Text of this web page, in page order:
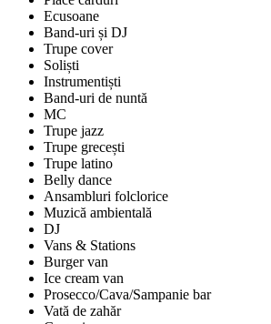
Ecusoane
Band-uri și DJ
Trupe cover
Soliști
Instrumentiști
Band-uri de nuntă
MC
Trupe jazz
Trupe grecești
Trupe latino
Belly dance
Ansambluri folclorice
Muzică ambientală
DJ
Vans & Stations
Burger van
Ice cream van
Prosecco/Cava/Sampanie bar
Vată de zahăr